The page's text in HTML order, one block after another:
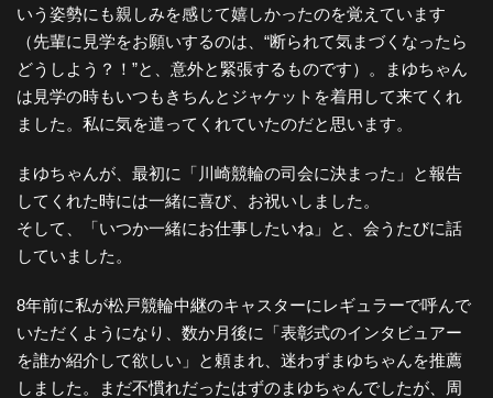
いう姿勢にも親しみを感じて嬉しかったのを覚えています
（先輩に見学をお願いするのは、“断られて気まづくなったら
どうしよう？！”と、意外と緊張するものです）。まゆちゃん
は見学の時もいつもきちんとジャケットを着用して来てくれ
ました。私に気を遣ってくれていたのだと思います。
まゆちゃんが、最初に「川崎競輪の司会に決まった」と報告
してくれた時には一緒に喜び、お祝いしました。
そして、「いつか一緒にお仕事したいね」と、会うたびに話
していました。
8年前に私が松戸競輪中継のキャスターにレギュラーで呼んで
いただくようになり、数か月後に「表彰式のインタビュアー
を誰か紹介して欲しい」と頼まれ、迷わずまゆちゃんを推薦
しました。まだ不慣れだったはずのまゆちゃんでしたが、周